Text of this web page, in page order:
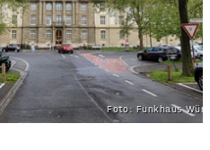
Foto: Funkhaus